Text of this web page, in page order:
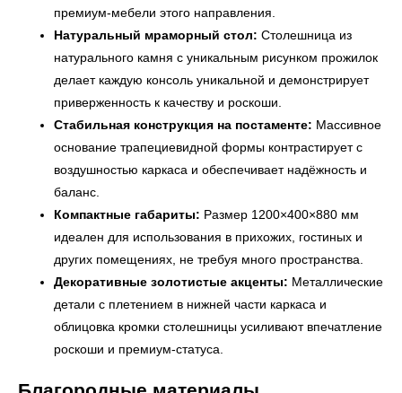
премиум-мебели этого направления.
Натуральный мраморный стол: Столешница из
натурального камня с уникальным рисунком прожилок
делает каждую консоль уникальной и демонстрирует
приверженность к качеству и роскоши.
Стабильная конструкция на постаменте: Массивное
основание трапециевидной формы контрастирует с
воздушностью каркаса и обеспечивает надёжность и
баланс.
Компактные габариты: Размер 1200×400×880 мм
идеален для использования в прихожих, гостиных и
других помещениях, не требуя много пространства.
Декоративные золотистые акценты: Металлические
детали с плетением в нижней части каркаса и
облицовка кромки столешницы усиливают впечатление
роскоши и премиум-статуса.
← Вернуться на предыдущую страницу